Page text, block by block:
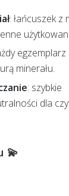
: łańcuszek z
minerału.
: szybkie
dla
💫